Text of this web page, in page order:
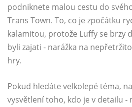
podniknete malou cestu do
Trans Town. To, co je zpočátku
kalamitou, protože Luffy se brzy
byli zajati - narážka na
hry.
Pokud hledáte velkolepé téma,
vysvětlení toho, kdo je v detailu